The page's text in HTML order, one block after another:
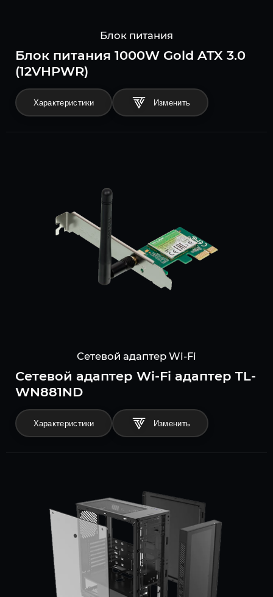
Блок питания
Блок питания 1000W Gold ATX 3.0
(12VHPWR)
Характеристики
Сетевой адаптер Wi-Fi
Сетевой адаптер Wi-Fi адаптер TL-
WN881ND
Характеристики